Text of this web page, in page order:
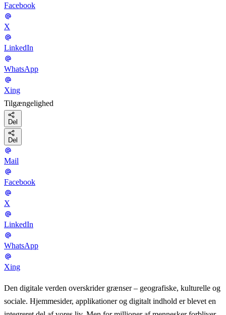
Facebook
X
LinkedIn
WhatsApp
Xing
Tilgængelighed
Del
Del
Mail
Facebook
X
LinkedIn
WhatsApp
Xing
Den digitale verden overskrider grænser – geografiske, kulturelle og
sociale. Hjemmesider, applikationer og digitalt indhold er blevet en